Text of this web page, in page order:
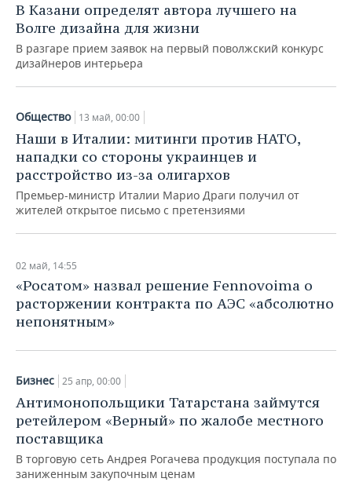
КОРОЛИ ГОСЗАКАЗА ПФО
ВУЗЫ ТАТАРСТАНА
ТОРГОВЫЕ ЦЕНТРЫ
ТАТАРСТАНА
ФИНАНСЫ
БАНКИ
ИНВЕСТИЦИИ
НОВОСТИ
ПРОМЫШЛЕННОСТИ
АГРОПРОМ
МАШИНОСТРОЕНИЕ
НЕФТЕХИМИЯ
НЕФТЬ
ОПК
НЕДВИЖИМОСТЬ
НОВОСТИ НЕДВИЖИМОСТИ
АВТО
НОВОСТИ БИЗНЕСА
РОЗНИЧНАЯ ТОРГОВЛЯ
ТРАНСПОРТ
ТЕХНОЛОГИИ
НОВОСТИ ТЕХНОЛОГИЙ
IT
ТЕЛЕКОММУНИКАЦИИ
МЕРОПРИЯТИЯ
НОВОСТИ МЕРОПРИЯТИЙ
БИЗНЕС-БРАНЧИ
ONLINE-КОНФЕРЕНЦИИ
ОТКРЫТАЯ ЛЕКЦИЯ
СПОРТ
ФУТБОЛ
ХОККЕЙ
БАСКЕТБОЛ
ВОЛЕЙБОЛ
КИБЕРСПОРТ
ФИГУРНОЕ КАТАНИЕ
НОВОСТИ ОБЩЕСТВА
ВЛАСТЬ
ИНФРАСТРУКТУРА
ИСТОРИЯ
КУЛЬТУРА
МЕДИЦИНА
СЮЖЕТЫ
СПРАВОЧНИК
СПИСОК ПЕРСОН
СПИСОК КОМПАНИЙ
ПОЛНАЯ ВЕРСИЯ
В Казани определят автора лучшего на
Волге дизайна для жизни
В разгаре прием заявок на первый поволжский конкурс
дизайнеров интерьера
Общество 13 май, 00:00
Наши в Италии: митинги против НАТО,
нападки со стороны украинцев и
расстройство из-за олигархов
Премьер-министр Италии Марио Драги получил от
жителей открытое письмо с претензиями
02 май, 14:55
«Росатом» назвал решение Fennovoima о
расторжении контракта по АЭС «абсолютно
непонятным»
Бизнес 25 апр, 00:00
Антимонопольщики Татарстана займутся
ретейлером «Верный» по жалобе местного
поставщика
В торговую сеть Андрея Рогачева продукция поступала по
заниженным закупочным ценам